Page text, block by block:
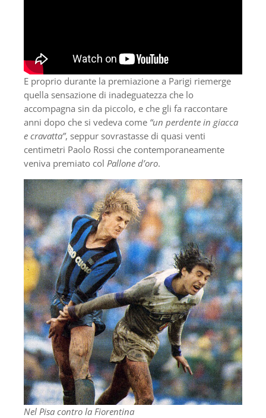
E proprio durante la premiazione a Parigi riemerge
quella sensazione di inadeguatezza che lo
accompagna sin da piccolo, e che gli fa raccontare
anni dopo che si vedeva come “un perdente in giacca
e cravatta”, seppur sovrastasse di quasi venti
centimetri Paolo Rossi che contemporaneamente
veniva premiato col Pallone d’oro.
Nel Pisa contro la Fiorentina